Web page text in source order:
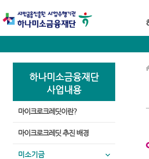
하나미소금융재단
사업내용
마이크로크레딧이란?
마이크로크레딧 추진 배경
미소기금